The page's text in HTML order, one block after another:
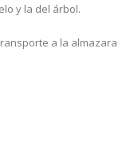
y la del árbol.
a la almazara